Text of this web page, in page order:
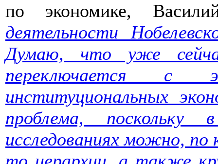
по экономике,
деятельности
Думаю, что уже
переключается с
институциональных
проблема, поскольку
исследованиях можно, по